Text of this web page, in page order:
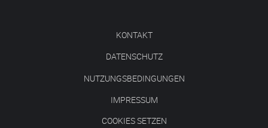
KONTAKT
DATENSCHUTZ
NUTZUNGSBEDINGUNGEN
IMPRESSUM
COOKIES SETZEN